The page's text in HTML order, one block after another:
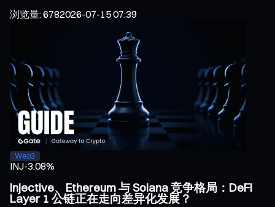
浏览量:6782026-07-15 07:39
Web3
INJ-3.08%
Injective、Ethereum 与 Solana 竞争格局：DeFi
Layer 1 公链正在走向差异化发展？